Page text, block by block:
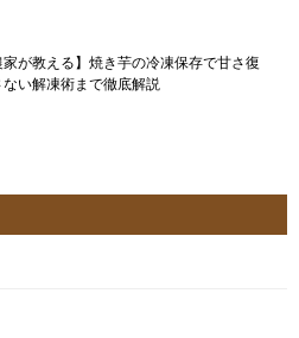
家が教える】焼き芋の冷凍保存で甘さ復
い解凍術まで徹底解説